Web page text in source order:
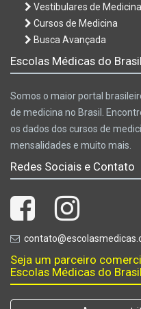
Vestibulares de Medicina
Cursos de Medicina
Busca Avançada
Escolas Médicas do Brasil
Somos o maior portal
de medicina no Brasil.
os dados dos cursos de
mensalidades e muito mais.
Redes Sociais e Contato
Seja um parceiro
Escolas Médicas do Brasil